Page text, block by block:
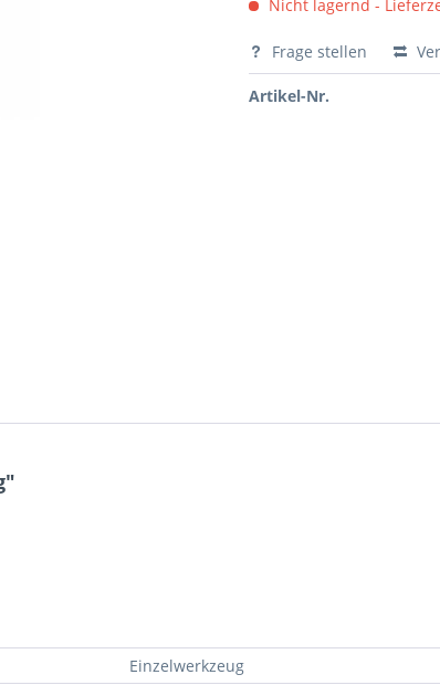
Nicht lagernd -
Frage stellen
Artikel-Nr.
Einzelwerkzeug